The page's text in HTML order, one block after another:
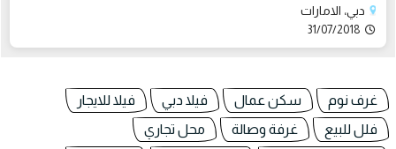
دبي، الامارات
31/07/2018
غرف نوم سكن عمال فيلا دبي
فيلا للايجار
فلل للبيع
غرفة وصالة
محل تجاري